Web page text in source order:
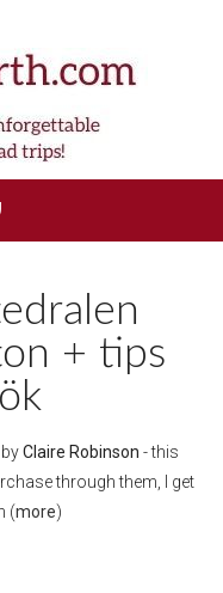
+ tips
byClaire Robinson - this
through them, I get
(more)